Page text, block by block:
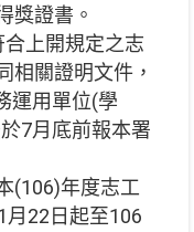
獎證書。
上開規定之志
相關證明文件，
運用單位(學
7月底前報本署
(106)年度志工
月22日起至106